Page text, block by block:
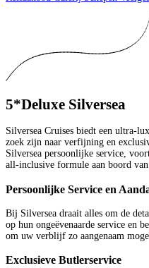
5*Deluxe Silversea
Silversea Cruises biedt een ultra-
zoek zijn naar verfijning en
Silversea persoonlijke service,
all-inclusive formule aan boord van
Persoonlijke Service en
Bij Silversea draait alles om de
op hun ongeëvenaarde service en
om uw verblijf zo aangenaam
Exclusieve Butlerservice